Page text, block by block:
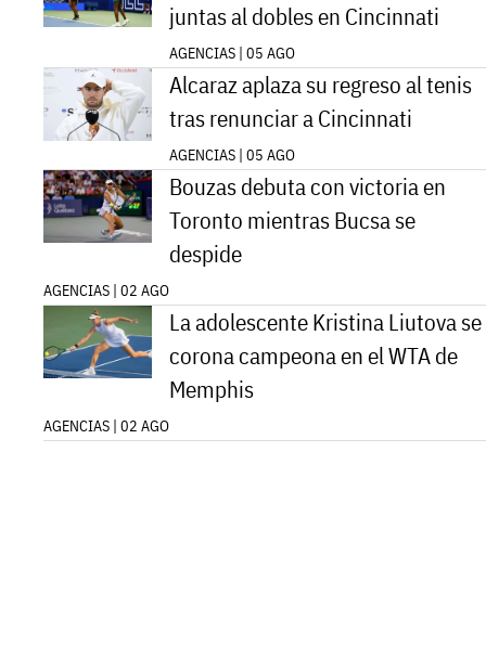
juntas al dobles en Cincinnati
AGENCIAS | 05 AGO
Alcaraz aplaza su regreso al tenis
tras renunciar a Cincinnati
AGENCIAS | 05 AGO
Bouzas debuta con victoria en
Toronto mientras Bucsa se
despide
AGENCIAS | 02 AGO
La adolescente Kristina Liutova se
corona campeona en el WTA de
Memphis
AGENCIAS | 02 AGO